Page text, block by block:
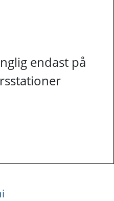
endast på